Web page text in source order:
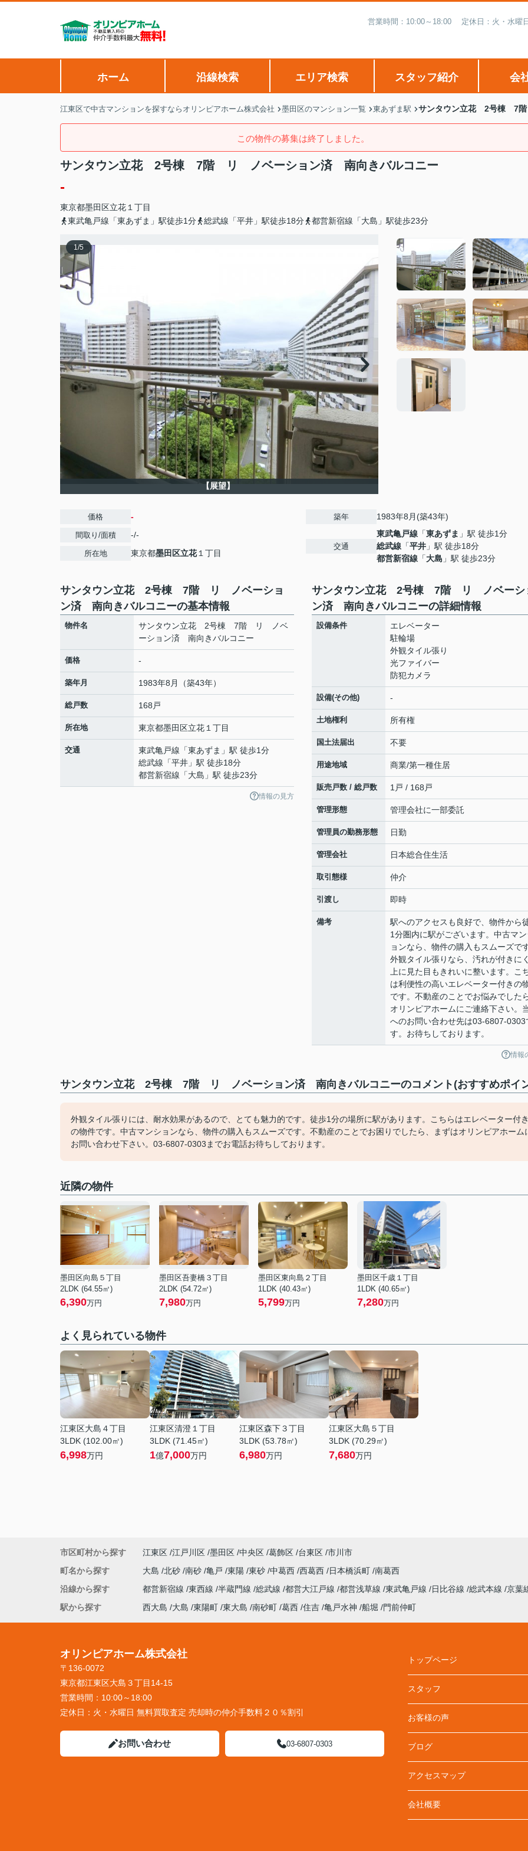
営業時間：10:00～18:00 定休日：火・水曜
ホーム 沿線検索 エリア検索 スタッフ紹介 会
江東区で中古マンションを探すならオリンピアホーム株式会社 墨田区のマンション一覧 東あずま駅 サンタウン立花 2号棟 7
この物件の募集は終了しました。
サンタウン立花 2号棟 7階 リ ノベーション済 南向きバルコニー
-
東京都墨田区立花 １丁目
東武亀戸線「東あずま」駅徒歩1分
総武線「平井」駅徒歩18分 都営新宿線「大島」駅徒歩23分
1/5
【展望】
価格 -
間取り/面積 -/-
所在地 東京都墨田区立花１丁目
築年 1983年8月(築43年)
交通
東武亀戸線 「東あずま 」駅 徒歩1分
総武線 「平井 」駅 徒歩18分
都営新宿線 「大島 」駅 徒歩23分
サンタウン立花 2号棟 7階 リ ノベーショ
ン済 南向きバルコニーの基本情報
物件名
サンタウン立花 2号棟 7階 リ ノベ
ーション済 南向きバルコニー
価格 -
築年月 1983年8月（築43年）
総戸数 168戸
所在地 東京都墨田区立花 １丁目
交通 東武亀戸線 「東あずま 」駅 徒歩1分
総武線 「平井 」駅 徒歩18分
都営新宿線 「大島 」駅 徒歩23分
情報の見方
サンタウン立花 2号棟 7階 リ ノベーシ
ン済 南向きバルコニーの詳細情報
設備条件
エレベーター
駐輪場
外観タイル張り
光ファイバー
防犯カメラ
設備(その他) -
土地権利 所有権
国土法届出 不要
用途地域 商業/第一種住居
販売戸数 / 総戸数 1戸 / 168戸
管理形態 管理会社に一部委託
管理員の勤務形態 日勤
管理会社 日本総合住生活
取引態様 仲介
引渡し 即時
備考
駅へのアクセスも良好で、物件から
1分圏内に駅がございます。中古マ
ョンなら、物件の購入もスムーズで
外観タイル張りなら、汚れが付きに
上に見た目もきれいに整います。こ
は利便性の高いエレベーター付きの
です。不動産のことでお悩みでした
オリンピアホームにご連絡下さい。
へのお問い合わせ先は03-6807-0303
す。お待ちしております。
情報
サンタウン立花 2号棟 7階 リ ノベーション済 南向きバルコニーのコメント(おすすめポイ
外観タイル張りには、耐水効果があるので、とても魅力的です。徒歩1分の場所に駅があります。こちらはエレベーター付
の物件です。中古マンションなら、物件の購入もスムーズです。不動産のことでお困りでしたら、まずはオリンピアホーム
お問い合わせ下さい。03-6807-0303までお電話お待ちしております。
近隣の物件
墨田区向島５丁目
2LDK (64.55㎡)
6,390万円
墨田区吾妻橋３丁目
2LDK (54.72㎡)
7,980万円
墨田区東向島２丁目
1LDK (40.43㎡)
5,799万円
墨田区千歳１丁目
1LDK (40.65㎡)
7,280万円
よく見られている物件
江東区大島４丁目
3LDK (102.00㎡)
6,998万円
江東区清澄１丁目
3LDK (71.45㎡)
1億7,000万円
江東区森下３丁目
3LDK (53.78㎡)
6,980万円
江東区大島５丁目
3LDK (70.29㎡)
7,680万円
市区町村から探す 江東区 江戸川区 墨田区 中央区 葛飾区 台東区 市川市
町名から探す
大島 北砂 南砂 亀戸 東陽 東砂 中葛西 西葛西 日本橋浜町 南葛西
沿線から探す
都営新宿線 東西線 半蔵門線 総武線 都営大江戸線 都営浅草線 東武亀戸線 日比谷線 総武本線 京葉
駅から探す
西大島 大島 東陽町 東大島 南砂町 葛西 住吉 亀戸水神 船堀 門前仲町
オリンピアホーム株式会社
〒136-0072
東京都江東区大島３丁目14-15
営業時間： 10:00～18:00
定休日： 火・水曜日 無料買取査定 売却時の仲介手数料２０％割引
お問い合わせ 03-6807-0303
トップページ
スタッフ
お客様の声
ブログ
アクセスマップ
会社概要